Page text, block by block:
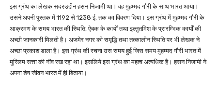
इस ग्रंथ का लेखक सदरउद्दीन हसन निजामी था। वह मुहम्मद गौरी के साथ भारत आया।
उसने अपनी पुस्तक में 1192 से 1238 ई. तक का विवरण दिया। इस ग्रंथ में मुहम्मद गौरी के
आक्रमण के समय भारत की स्थिति, ऐबक के कार्यों तथा इल्तुतमिश के प्रारम्भिक कार्यों की
अच्छी जानकारी मिलती है। अजमेर नगर की समृद्धि तथा तत्कालीन स्थिति पर भी लेखक ने
अच्छा प्रकाश डाला है। इस ग्रंथ की रचना उस समय हुई जिस समय मुहम्मद गौरी भारत में
मुस्लिम सत्ता की नींव रख रहा था। इसलिये इस ग्रंथ का महत्व अत्यधिक है। हसन निजामी ने
अपना शेष जीवन भारत में ही बिताया।